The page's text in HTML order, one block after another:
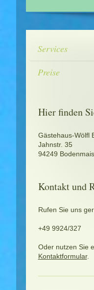
Services
Preise
Hier finden
Gästehaus-Wölfl
Jahnstr. 35
94249 Bodenmais
Kontakt und
Rufen Sie uns
+49 9924/327
Oder nutzen Sie
Kontaktformular.